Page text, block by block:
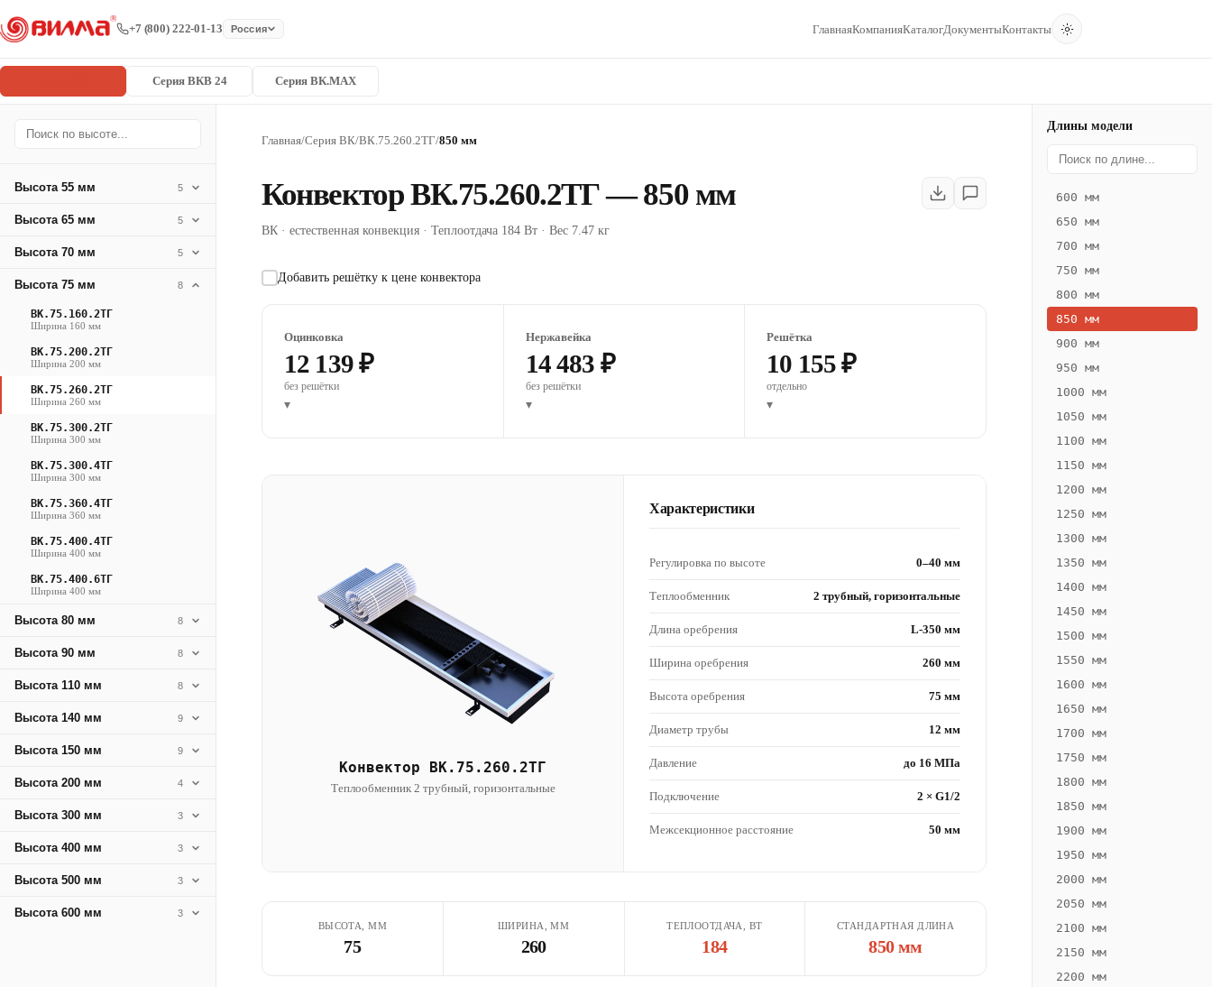
+7 (800) 222-01-13 Россия ГлавнаяКомпанияКаталогДокументыКонтакты
Серия ВКВ 24 Серия ВК.MAX
Высота 55 мм 5
Высота 65 мм 5
Высота 70 мм 5
Высота 75 мм 8
ВК.75.160.2ТГ
Ширина 160 мм
ВК.75.200.2ТГ
Ширина 200 мм
ВК.75.260.2ТГ
Ширина 260 мм
ВК.75.300.2ТГ
Ширина 300 мм
ВК.75.300.4ТГ
Ширина 300 мм
ВК.75.360.4ТГ
Ширина 360 мм
ВК.75.400.4ТГ
Ширина 400 мм
ВК.75.400.6ТГ
Ширина 400 мм
Высота 80 мм 8
Высота 90 мм 8
Высота 110 мм 8
Высота 140 мм 9
Высота 150 мм 9
Высота 200 мм 4
Высота 300 мм 3
Высота 400 мм 3
Высота 500 мм 3
Высота 600 мм 3
Главная/Серия ВК/ВК.75.260.2ТГ/850 мм
Конвектор ВК.75.260.2ТГ — 850 мм
ВК · естественная конвекция · Теплоотдача 184 Вт · Вес 7.47 кг
Добавить решётку к цене конвектора
Оцинковка
12 139 ₽
без решётки
▾
Нержавейка
14 483 ₽
без решётки
▾
Решётка
10 155 ₽
отдельно
▾
Конвектор ВК.75.260.2ТГ
Теплообменник 2 трубный, горизонтальные
Характеристики
Регулировка по высоте 0–40 мм
Теплообменник 2 трубный, горизонтальные
Длина оребрения L-350 мм
Ширина оребрения 260 мм
Высота оребрения 75 мм
Диаметр трубы 12 мм
Давление до 16 МПа
Подключение 2 × G1/2
Межсекционное расстояние 50 мм
ВЫСОТА, ММ
75
ШИРИНА, ММ
260
ТЕПЛООТДАЧА, ВТ
184
СТАНДАРТНАЯ ДЛИНА
850 мм
Длины модели
600 мм
650 мм
700 мм
750 мм
800 мм
850 мм
900 мм
950 мм
1000 мм
1050 мм
1100 мм
1150 мм
1200 мм
1250 мм
1300 мм
1350 мм
1400 мм
1450 мм
1500 мм
1550 мм
1600 мм
1650 мм
1700 мм
1750 мм
1800 мм
1850 мм
1900 мм
1950 мм
2000 мм
2050 мм
2100 мм
2150 мм
2200 мм